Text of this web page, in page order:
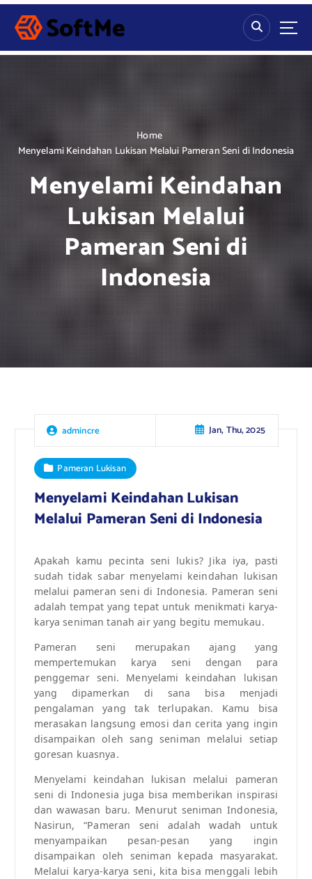
S
p
Home
Menyelami Keindahan Lukisan Melalui Pameran Seni di Indonesia
Menyelami Keindahan
Lukisan Melalui
Pameran Seni di
Indonesia
admincre Jan, Thu, 2025
Pameran Lukisan
Menyelami Keindahan Lukisan
Melalui Pameran Seni di Indonesia
Apakah kamu pecinta seni lukis? Jika iya, pasti
sudah tidak sabar menyelami keindahan lukisan
melalui pameran seni di Indonesia. Pameran seni
adalah tempat yang tepat untuk menikmati karya-
karya seniman tanah air yang begitu memukau.
Pameran seni merupakan ajang yang
mempertemukan karya seni dengan para
penggemar seni. Menyelami keindahan lukisan
yang dipamerkan di sana bisa menjadi
pengalaman yang tak terlupakan. Kamu bisa
merasakan langsung emosi dan cerita yang ingin
disampaikan oleh sang seniman melalui setiap
goresan kuasnya.
Menyelami keindahan lukisan melalui pameran
seni di Indonesia juga bisa memberikan inspirasi
dan wawasan baru. Menurut seniman Indonesia,
Nasirun, “Pameran seni adalah wadah untuk
menyampaikan pesan-pesan yang ingin
disampaikan oleh seniman kepada masyarakat.
Melalui karya-karya seni, kita bisa menggali lebih